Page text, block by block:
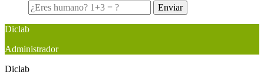
Diclab
Administrador
Diclab